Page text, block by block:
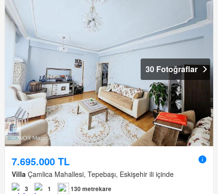
30 Fotoğraflar
7.695.000 TL
Villa Çamlica Mahallesi, Tepebaşı, Eskişehir ili içinde
3 1 130 metrekare